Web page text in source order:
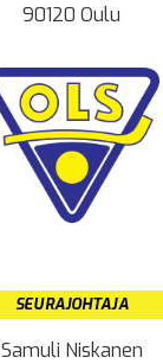
90120 Oulu
SEURAJOHTAJA
Samuli Niskanen